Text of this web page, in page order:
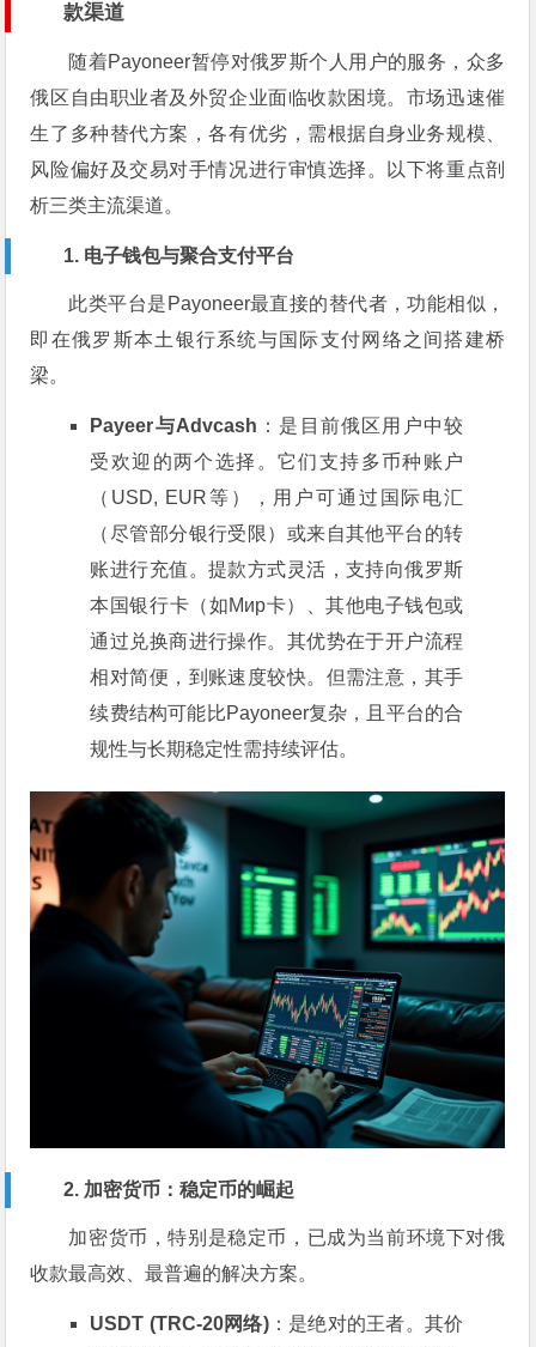
款渠道
随着Payoneer暂停对俄罗斯个人用户的服务，众多
俄区自由职业者及外贸企业面临收款困境。市场迅速催
生了多种替代方案，各有优劣，需根据自身业务规模、
风险偏好及交易对手情况进行审慎选择。以下将重点剖
析三类主流渠道。
1. 电子钱包与聚合支付平台
此类平台是Payoneer最直接的替代者，功能相似，
即在俄罗斯本土银行系统与国际支付网络之间搭建桥
梁。
Payeer与Advcash ：是目前俄区用户中较
受欢迎的两个选择。它们支持多币种账户
（USD, EUR等），用户可通过国际电汇
（尽管部分银行受限）或来自其他平台的转
账进行充值。提款方式灵活，支持向俄罗斯
本国银行卡（如Мир卡）、其他电子钱包或
通过兑换商进行操作。其优势在于开户流程
相对简便，到账速度较快。但需注意，其手
续费结构可能比Payoneer复杂，且平台的合
规性与长期稳定性需持续评估。
2. 加密货币：稳定币的崛起
加密货币，特别是稳定币，已成为当前环境下对俄
收款最高效、最普遍的解决方案。
USDT (TRC-20网络)：是绝对的王者。其价